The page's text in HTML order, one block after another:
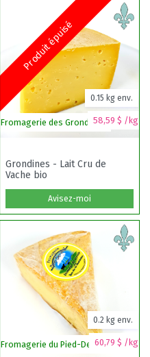
Produit épuisé
Fromagerie des Grondines58,59 $ /kg
0.15 kg env.
Grondines - Lait Cru de
Vache bio
Avisez-moi
Fromagerie du Pied-De-Vent60,79 $ /kg
0.2 kg env.